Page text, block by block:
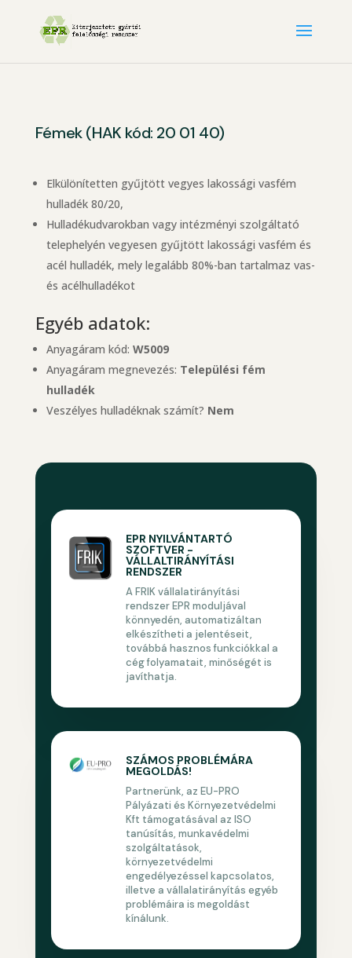
Fémek (HAK kód: 20 01 40)
Elkülönítetten gyűjtött vegyes lakossági vasfém
hulladék 80/20,
Hulladékudvarokban vagy intézményi szolgáltató
telephelyén vegyesen gyűjtött lakossági vasfém és
acél hulladék, mely legalább 80%-ban tartalmaz vas-
és acélhulladékot
Egyéb adatok:
Anyagáram kód: W5009
Anyagáram megnevezés: Települési fém
hulladék
Veszélyes hulladéknak számít? Nem
EPR NYILVÁNTARTÓ
SZOFTVER -
VÁLLALTIRÁNYÍTÁSI
RENDSZER
A FRIK vállalatirányítási
rendszer EPR moduljával
könnyedén, automatizáltan
elkészítheti a jelentéseit,
továbbá hasznos funkciókkal a
cég folyamatait, minőségét is
javíthatja.
SZÁMOS PROBLÉMÁRA
MEGOLDÁS!
Partnerünk, az EU-PRO
Pályázati és Környezetvédelmi
Kft támogatásával az ISO
tanúsítás, munkavédelmi
szolgáltatások,
környezetvédelmi
engedélyezéssel kapcsolatos,
illetve a vállalatirányítás egyéb
problémáira is megoldást
kínálunk.